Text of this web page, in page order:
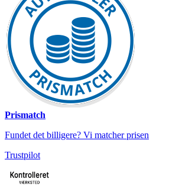
Prismatch
Fundet det billigere? Vi matcher prisen
Trustpilot